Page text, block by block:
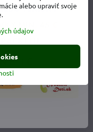
- letná obuv
alebo upraviť svoje
údajov